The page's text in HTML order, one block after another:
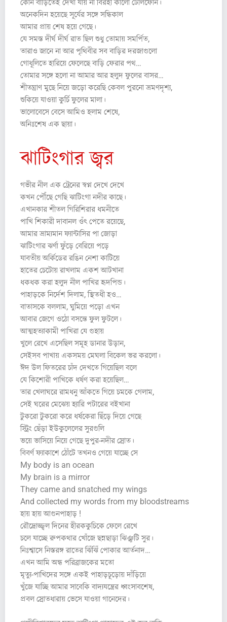
কোন বাড়িতেই দেখা যায় না বিরহী কালো টেলিফোন।
অনেকদিন হয়েছে সূর্যের সঙ্গে সন্ধিকাল
আমার প্রায় শেষ হয়ে গেছে।
যে সমস্ত দীর্ঘ দীর্ঘ রাত ছিল শুধু তোমায় সমর্পিত,
তারাও জানে না আর পৃথিবীর সব বাড়ির দরজাগুলো
গোধূলিতে হারিয়ে ফেলেছে বাড়ি ফেরার পথ…
তোমার সঙ্গে হলো না আমার আর হলুদ ফুলের বাসর…
শীতঘ্রাণ মুছে নিয়ে জড়ো করেছি কেবল পুরনো ভ্রমণদৃশ্য,
শুকিয়ে যাওয়া কুর্চি ফুলের মালা।
ভালোবেসে বেসে আমিও হলাম শেষে,
অনিঃশেষ এক ছায়া।
ঝাটিংগার জ্বর
গভীর নীল এক ট্রেনের স্বপ্ন দেখে দেখে
কখন পৌঁছে গেছি ঝাটিংগা নদীর কাছে।
এখানকার শীতল গিরিশিরার ধমনীতে
পাখি শিকারী দাবানল ওঁৎ পেতে রয়েছে,
আমার ভ্রাম্যমান ফ্যান্টা‌সির পা জোড়া
ঝাটিংগার ঝর্ণা ফুঁড়ে বেরিয়ে পড়ে
যাবতীয় অর্কিডের রঙিন নেশা কাটিয়ে
হাতের চেটোয় রাখলাম একশ আটখানা
ধকধক করা হলুদ নীল পাখির হৃদপিন্ড।
পাহাড়কে নির্দেশ দিলাম, স্থিতধী হও…
বাতাসকে বললাম, ঘুমিয়ে পড়ো এখন
আবার জেগে ওঠো বসন্তে ফুল ফুটলে।
আত্মহত্যাকামী পাখিরা যে গুহায়
খুলে রেখে এসেছিল সমূহ ডানার উড়ান,
সেইসব পাখায় একসময় মেঘলা বিকেল ভর করলো।
ঈদ উল ফিতরের চাঁদ দেখতে গিয়েছিল বলে
যে কিশোরী পাখিকে ধর্ষণ করা হয়েছিল…
তার খেলাঘরে রামধনু আঁকতে গিয়ে চমকে গেলাম,
সেই ঘরের মেঝেয় হ্যারি পটারের বইখানা
টুকরো টুকরো করে ধর্ষকেরা ছিঁড়ে দিয়ে গেছে
স্ট্রিং ছেঁড়া ইউকুলেলের সুরগুলি
ভয়ে ভাসিয়ে নিয়ে গেছে দুপুর-নদীর স্রোত।
বিবর্ণ ফ্যাকাশে ঠোঁটে তখনও গেয়ে যাচ্ছে সে
My body is an ocean
My brain is a mirror
They came and snatched my wings
And collected my words from my bloodstreams
হায় হায় আগুনপাহাড় !
রৌদ্রোজ্জ্বল দিনের হীরককুচিকে ফেলে রেখে
চলে যাচ্ছে রুপকথার খোঁজে ছন্নছাড়া ঝিঞ্ঝটি সুর।
নিঃশ্বাসে নিস্তরঙ্গ রাতের ঝিঁঝিঁ পোকার আর্তনাদ…
এখন আমি অন্ধ পরিব্রাজকের মতো
মৃত্যু-পাখিদের সঙ্গে একই পাহাড়চূড়োয় দাঁড়িয়ে
খুঁজে যাচ্ছি আমার সাবেকি বাদ্যযন্ত্রের ধ্বংসাবশেষ,
প্রবল স্রোতধারায় ভেসে যাওয়া গানেদের।